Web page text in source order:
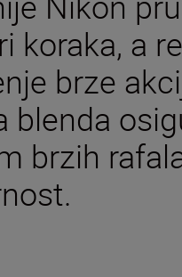
koraka, a
brze
blenda
brzih